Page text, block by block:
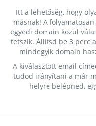
Itt a lehetőség, hogy
másnak! A
egyedi domain közül
tetszik. Állítsd be 3 perc
mindegyik domain
A kiválasztott email
tudod irányítani a már
helyre belépned,